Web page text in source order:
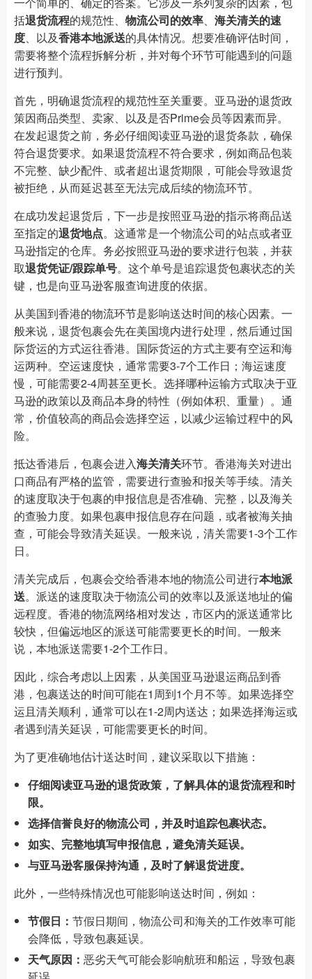
括退货流程的规范性、 物流公司的效率、 海关清关的速
度、以及香港本地派送的具体情况。想要准确评估时间，
需要将整个流程拆解分析，并对每个环节可能遇到的问题
进行预判。
首先，明确退货流程的规范性至关重要。亚马逊的退货政
策因商品类型、卖家、以及是否Prime会员等因素而异。
在发起退货之前，务必仔细阅读亚马逊的退货条款，确保
符合退货要求。如果退货流程不符合要求，例如商品包装
不完整、缺少配件、或者超出退货期限，可能会导致退货
被拒绝，从而延迟甚至无法完成后续的物流环节。
在成功发起退货后，下一步是按照亚马逊的指示将商品送
至指定的退货地点。这通常是一个物流公司的站点或者亚
马逊指定的仓库。务必按照亚马逊的要求进行包装，并获
取退货凭证/跟踪单号。这个单号是追踪退货包裹状态的关
键，也是向亚马逊客服查询进度的依据。
从美国到香港的物流环节是影响送达时间的核心因素。一
般来说，退货包裹会先在美国境内进行处理，然后通过国
际货运的方式运往香港。国际货运的方式主要有空运和海
运两种。空运速度快，通常需要3-7个工作日；海运速度
慢，可能需要2-4周甚至更长。选择哪种运输方式取决于亚
马逊的政策以及商品本身的特性（例如体积、重量）。通
常，价值较高的商品会选择空运，以减少运输过程中的风
险。
抵达香港后，包裹会进入海关清关环节。香港海关对进出
口商品有严格的监管，需要进行查验和报关等手续。清关
的速度取决于包裹的申报信息是否准确、完整，以及海关
的查验力度。如果包裹申报信息存在问题，或者被海关抽
查，可能会导致清关延误。一般来说，清关需要1-3个工作
日。
清关完成后，包裹会交给香港本地的物流公司进行本地派
送。派送的速度取决于物流公司的效率以及派送地址的偏
远程度。香港的物流网络相对发达，市区内的派送通常比
较快，但偏远地区的派送可能需要更长的时间。一般来
说，本地派送需要1-2个工作日。
因此，综合考虑以上因素，从美国亚马逊退运商品到香
港，包裹送达的时间可能在1周到1个月不等。如果选择空
运且清关顺利，通常可以在1-2周内送达；如果选择海运或
者遇到清关延误，可能需要更长的时间。
为了更准确地估计送达时间，建议采取以下措施：
仔细阅读亚马逊的退货政策，了解具体的退货流程和时
限。
选择信誉良好的物流公司，并及时追踪包裹状态。
如实、完整地填写申报信息，避免清关延误。
与亚马逊客服保持沟通，及时了解退货进度。
此外，一些特殊情况也可能影响送达时间，例如：
节假日： 节假日期间，物流公司和海关的工作效率可能
会降低，导致包裹延误。
天气原因： 恶劣天气可能会影响航班和船运，导致包裹